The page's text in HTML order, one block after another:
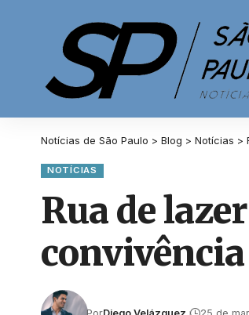
Notícias de São Paulo > Blog > Notícias >
NOTÍCIAS
Rua de